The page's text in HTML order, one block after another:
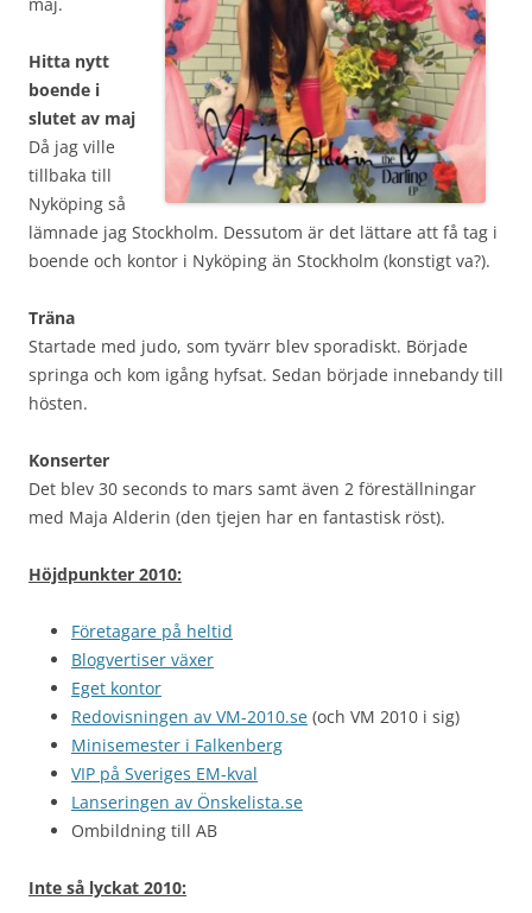
Hitta nytt
boende i
slutet av maj
Då jag ville
tillbaka till
Nyköping så
lämnade jag Stockholm. Dessutom är det lättare att få tag i
boende och kontor i Nyköping än Stockholm (konstigt va?).
Träna
Startade med judo, som tyvärr blev sporadiskt. Började
springa och kom igång hyfsat. Sedan började innebandy till
hösten.
Konserter
Det blev 30 seconds to mars samt även 2 föreställningar
med Maja Alderin (den tjejen har en fantastisk röst).
Höjdpunkter 2010:
Företagare på heltid
Blogvertiser växer
Eget kontor
Redovisningen av VM-2010.se (och VM 2010 i sig)
Minisemester i Falkenberg
VIP på Sveriges EM-kval
Lanseringen av Önskelista.se
Ombildning till AB
Inte så lyckat 2010: